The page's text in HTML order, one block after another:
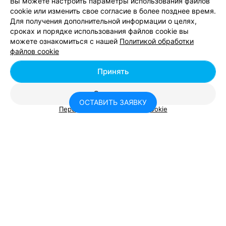
необходимо указать важные для вас критерии вверху
страницы.
Сыграйте также в бильярд, либо загляните впиццерии
Добавить компанию
Добавить специалиста
cookie или изменить свое согласие в более позднее время.
Для получения дополнительной информации о целях,
сроках и порядке использования файлов cookie вы
можете ознакомиться с нашей Политикой обработки
файлов cookie
Отклонить
Принять
Персональные настройки Cookie
ОСТАВИТЬ ЗАЯВКУ